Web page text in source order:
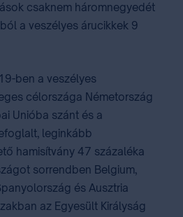
csaknem háromnegyedét
a veszélyes árucikkek 9
ben a veszélyes
célországa Németország
Unióba szánt és a
leginkább
hamisítvány 47 százaléka
sorrendben Belgium,
és Ausztria
az Egyesült Királyság